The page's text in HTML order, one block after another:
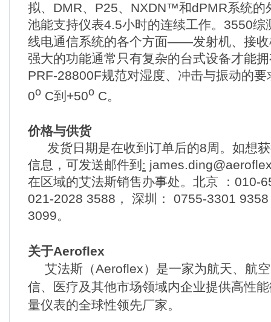
拟、 DMR、 P25、 NXDN™和dPMR系统的
池能支持仪表4.5小时的连续工作。 3550综
线电通信系统的各个方面——发射机、接
强大的功能通常只有复杂的台式设备才能
PRF-28800F规范对湿度、冲击与振动的
0o C到 +50o C。
价格与供货
发货日期是在收到订单后的8周。如想
信息， 可发送邮件到 :
在区域的艾法斯销售办事处。北京 ： 010-
021-2028 3588 ， 深圳： 0755-3301 9358
3099。
关于Aeroflex
艾法斯（Aeroflex）是一家为航天、航
信、医疗及其他市场领域内企业提供高性
量仪表的全球性领先厂家。